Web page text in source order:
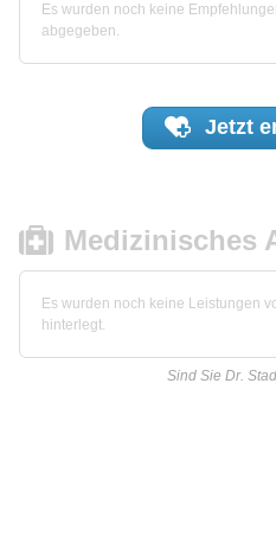
Es wurden noch keine
abgegeben.
Jetzt
Medizinisches
Es wurden noch keine Leistungen
hinterlegt.
Sind Sie Dr.